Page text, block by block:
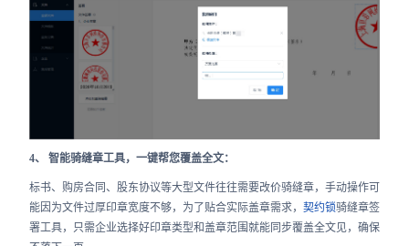
4、 智能骑缝章工具，一键帮您覆盖全文：
标书、购房合同、股东协议等大型文件往往需要改价骑缝章，手动操作可
能因为文件过厚印章宽度不够，为了贴合实际盖章需求， 契约锁骑缝章签
署工具，只需企业选择好印章类型和盖章范围就能同步覆盖全文见，确保